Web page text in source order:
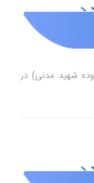
پسرانه(عادی دولتی)در منطقه 8(محدوده شهید مدنی) در